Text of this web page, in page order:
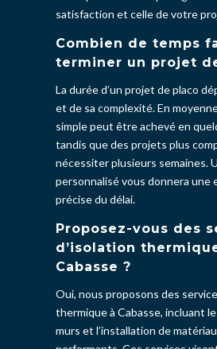
satisfaction et celle de votre
Combien de temps
terminer un projet
La durée d’un projet de placo
et de sa complexité. En
simple peut être achevé en
tandis que des projets plus
nécessiter plusieurs semaines.
personnalisé vous donnera une
précise du délai.
Proposez-vous des
d’isolation
Cabasse ?
Oui, nous proposons des
thermique à Cabasse, incluant
murs et l’installation de